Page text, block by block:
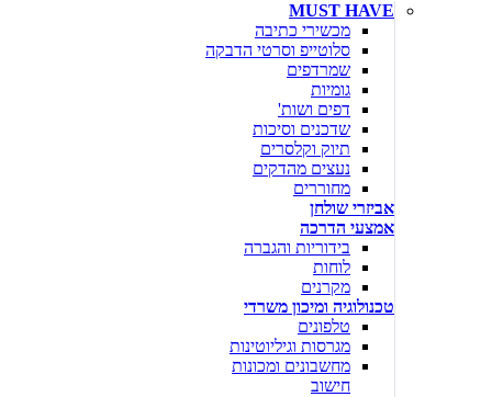
MUST HAVE
מכשירי כתיבה
סלוטייפ וסרטי הדבקה
שמרדפים
גומיות
דפים ושות'
שדכנים וסיכות
תיוק וקלסרים
נעצים מהדקים
מחוררים
אביזרי שולחן
אמצעי הדרכה
בידוריות והגברה
לוחות
מקרנים
טכנולוגיה ומיכון משרדי
טלפונים
מגרסות וגיליוטינות
מחשבונים ומכונות
חישוב